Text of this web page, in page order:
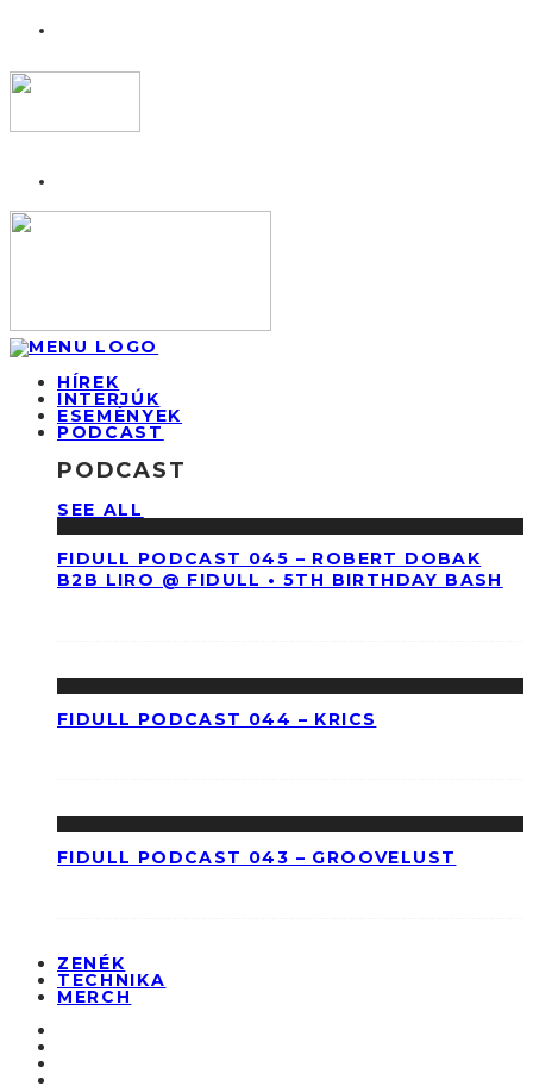
HÍREK
INTERJÚK
ESEMÉNYEK
PODCAST
PODCAST
SEE ALL
FIDULL PODCAST 045 – ROBERT DOBAK
B2B LIRO @ FIDULL • 5TH BIRTHDAY BASH
FIDULL PODCAST 044 – KRICS
FIDULL PODCAST 043 – GROOVELUST
ZENÉK
TECHNIKA
MERCH